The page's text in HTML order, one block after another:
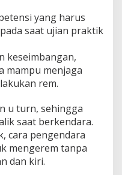
yang harus
saat ujian praktik
keseimbangan,
mampu menjaga
rem.
u turn, sehingga
saat berkendara.
cara pengendara
mengerem tanpa
dan kiri.